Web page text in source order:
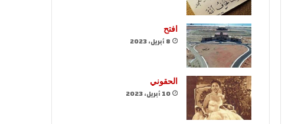
افتح
8 أبريل، 2023
الحقوني
10 أبريل، 2023